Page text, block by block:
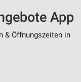
App
& Öffnungszeiten in